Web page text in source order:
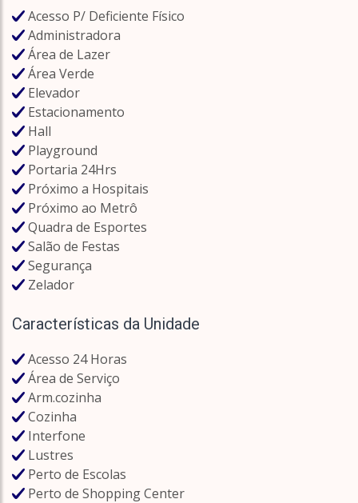
Acesso P/ Deficiente Físico
Administradora
Área de Lazer
Área Verde
Elevador
Estacionamento
Hall
Playground
Portaria 24Hrs
Próximo a Hospitais
Próximo ao Metrô
Quadra de Esportes
Salão de Festas
Segurança
Zelador
Características da Unidade
Acesso 24 Horas
Área de Serviço
Arm.cozinha
Cozinha
Interfone
Lustres
Perto de Escolas
Perto de Shopping Center